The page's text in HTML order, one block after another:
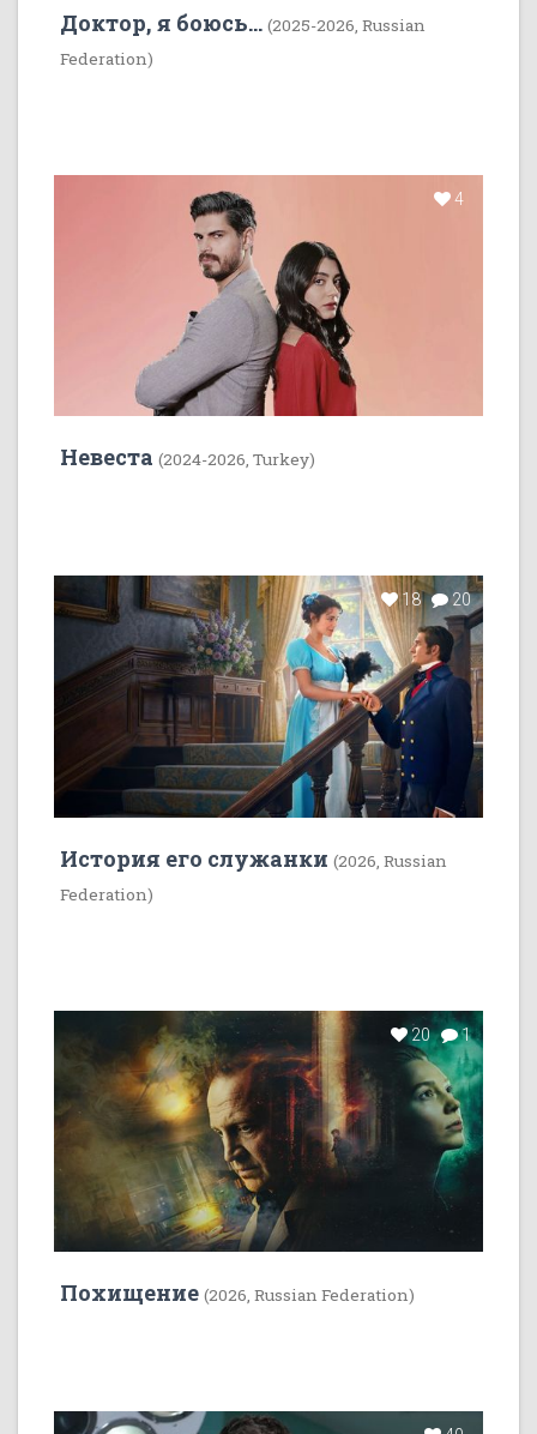
Доктор, я боюсь... (2025-2026, Russian
Federation)
4
Невеста (2024-2026, Turkey)
18 20
История его служанки (2026, Russian
Federation)
20 1
Похищение (2026, Russian Federation)